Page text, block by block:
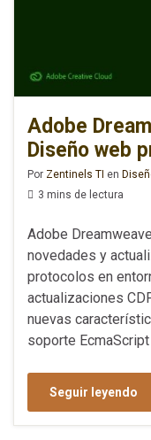
Adobe
Diseño web
Por Zentinels TI en
3 mins de lectura
Adobe
novedades y
protocolos en
actualizaciones
nuevas
soporte EcmaScript
Seguir leyendo